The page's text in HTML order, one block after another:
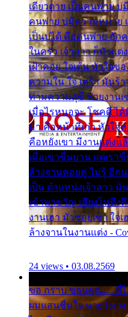
เดียวดาย เป็นคนพ่าย บ่
คนพ่าย บ่มีความหมาย เ
เป็นบ่ได้ คือคนพ่าย ฮัก
ในครัว เจ้าสาว ก็มัวแต่
เฝ้าคอย ใจเต้น หัวใจข
ความใน ใจ เศร้า มันร้
ท่ามความสุขี ช่วยงานเ
เมื่อไรหนอจะ โชคดี ไ
มา คือหน้าที่เก่า หัวใจ
คือหยังเขา มีงานแต่งแ
เมื่อเขาชื่นบาน แต่เรา
ล้างจานคอยคู่ ไม่รู้ อีก
เป็น ตำแหน่งเจ้าสาว
เข้าพาขวัญ เสียงโห่ตึง
งานเฮา มัวซอยเขา ใ
ล้างจานในงานแต่ง -
24 views • 03.08.2569
ขอ กราบ ขอบคุณ.... ที่
ผมแสนชื่นใจ หายวังเว